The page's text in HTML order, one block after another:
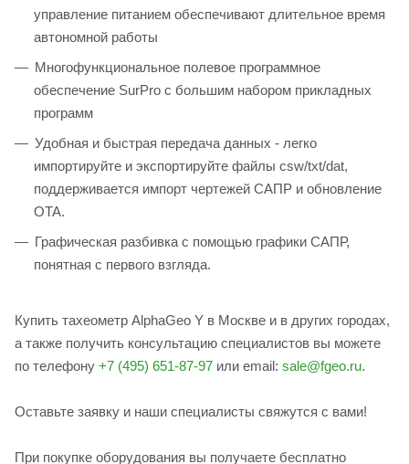
управление питанием обеспечивают длительное время
автономной работы
Многофункциональное полевое программное
обеспечение SurPro с большим набором прикладных
программ
Удобная и быстрая передача данных - легко
импортируйте и экспортируйте файлы csw/txt/dat,
поддерживается импорт чертежей САПР и обновление
OTA.
Графическая разбивка с помощью графики САПР,
понятная с первого взгляда.
Купить тахеометр AlphaGeo Y в Москве и в других городах,
а также получить консультацию специалистов вы можете
по телефону +7 (495) 651-87-97 или email: sale@fgeo.ru.
Оставьте заявку и наши специалисты свяжутся с вами!
При покупке оборудования вы получаете бесплатно